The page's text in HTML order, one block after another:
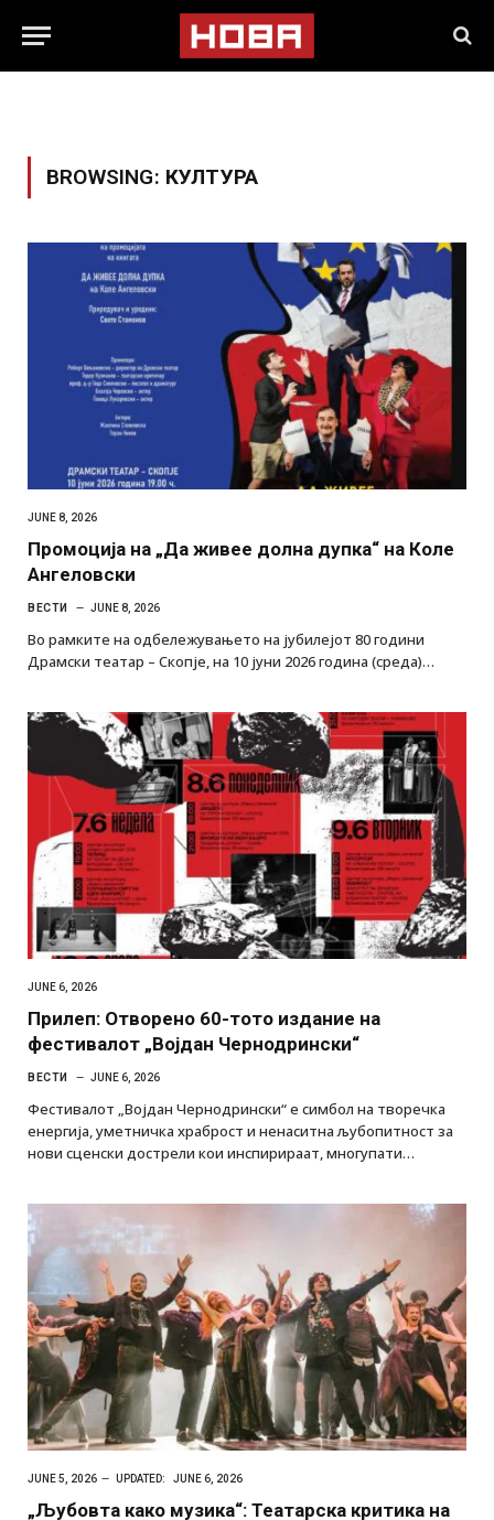
BROWSING: КУЛТУРА
JUNE 8, 2026
Промоција на „Да живее долна дупка“ на Коле
Ангеловски
ВЕСТИ JUNE 8, 2026
Во рамките на одбележувањето на јубилејот 80 години
Драмски театар – Скопје, на 10 јуни 2026 година (среда)…
JUNE 6, 2026
Прилеп: Отворено 60-тото издание на
фестивалот „Војдан Чернодрински“
ВЕСТИ JUNE 6, 2026
Фестивалот „Војдан Чернодрински“ е симбол на творечка
енергија, уметничка храброст и ненаситна љубопитност за
нови сценски дострели кои инспирираат, многупати…
JUNE 5, 2026 UPDATED: JUNE 6, 2026
„Љубовта како музика“: Театарска критика на